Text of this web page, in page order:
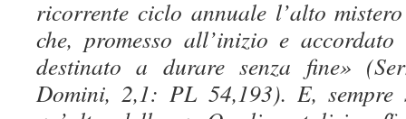
ricorrente ciclo annuale l’alto
che, promesso all’inizio e
destinato a durare senza fine»
Domini, 2,1: PL 54,193). E, sempre